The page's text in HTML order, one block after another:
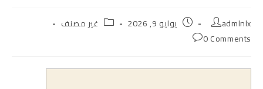
Post
author:
admlnlx
Post
published:
يوليو 9, 2026 Post
category:
غير مصنف
Post
0 Comments